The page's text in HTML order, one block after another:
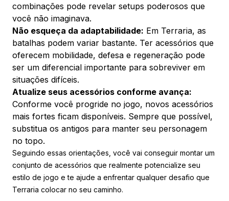
combinações pode revelar setups poderosos que
você não imaginava.
Não esqueça da adaptabilidade: Em Terraria, as
batalhas podem variar bastante. Ter acessórios que
oferecem mobilidade, defesa e regeneração pode
ser um diferencial importante para sobreviver em
situações difíceis.
Atualize seus acessórios conforme avança:
Conforme você progride no jogo, novos acessórios
mais fortes ficam disponíveis. Sempre que possível,
substitua os antigos para manter seu personagem
no topo.
Seguindo essas orientações, você vai conseguir montar um
conjunto de acessórios que realmente potencialize seu
estilo de jogo e te ajude a enfrentar qualquer desafio que
Terraria colocar no seu caminho.